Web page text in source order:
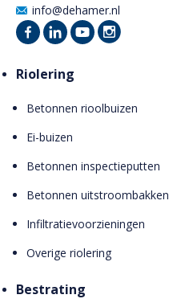
info@dehamer.nl
Riolering
Betonnen rioolbuizen
Ei-buizen
Betonnen inspectieputten
Betonnen uitstroombakken
Infiltratievoorzieningen
Overige riolering
Bestrating